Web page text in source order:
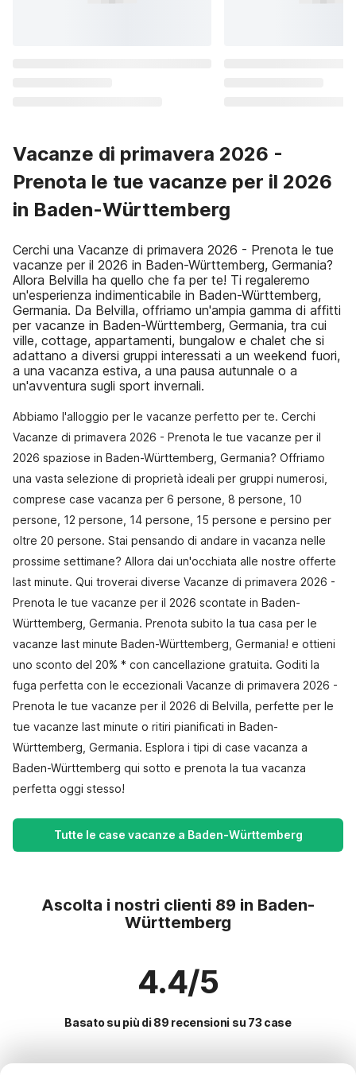
Vacanze di primavera 2026 -
Prenota le tue vacanze per il 2026
in Baden-Württemberg
Cerchi una Vacanze di primavera 2026 - Prenota le tue
vacanze per il 2026 in Baden-Württemberg, Germania?
Allora Belvilla ha quello che fa per te! Ti regaleremo
un'esperienza indimenticabile in Baden-Württemberg,
Germania. Da Belvilla, offriamo un'ampia gamma di affitti
per vacanze in Baden-Württemberg, Germania, tra cui
ville, cottage, appartamenti, bungalow e chalet che si
adattano a diversi gruppi interessati a un weekend fuori,
a una vacanza estiva, a una pausa autunnale o a
un'avventura sugli sport invernali.
Abbiamo l'alloggio per le vacanze perfetto per te. Cerchi
Vacanze di primavera 2026 - Prenota le tue vacanze per il
2026 spaziose in Baden-Württemberg, Germania? Offriamo
una vasta selezione di proprietà ideali per gruppi numerosi,
comprese case vacanza per 6 persone, 8 persone, 10
persone, 12 persone, 14 persone, 15 persone e persino per
oltre 20 persone. Stai pensando di andare in vacanza nelle
prossime settimane? Allora dai un'occhiata alle nostre offerte
last minute. Qui troverai diverse Vacanze di primavera 2026 -
Prenota le tue vacanze per il 2026 scontate in Baden-
Württemberg, Germania. Prenota subito la tua casa per le
vacanze last minute Baden-Württemberg, Germania! e ottieni
uno sconto del 20% * con cancellazione gratuita. Goditi la
fuga perfetta con le eccezionali Vacanze di primavera 2026 -
Prenota le tue vacanze per il 2026 di Belvilla, perfette per le
tue vacanze last minute o ritiri pianificati in Baden-
Württemberg, Germania. Esplora i tipi di case vacanza a
Baden-Württemberg qui sotto e prenota la tua vacanza
perfetta oggi stesso!
Tutte le case vacanze a Baden-Württemberg
Ascolta i nostri clienti 89 in Baden-
Württemberg
4.4/5
Basato su più di 89 recensioni su 73 case